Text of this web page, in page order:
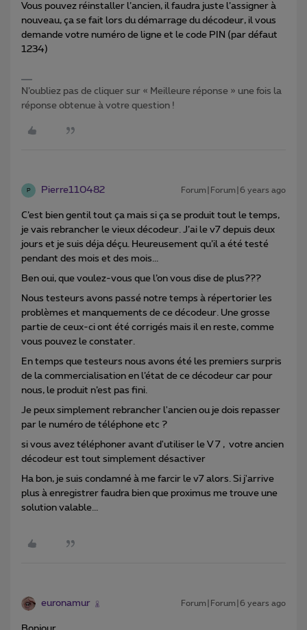
Vous pouvez réinstaller l’ancien, il faudra juste l’assigner à
nouveau, ça se fait lors du démarrage du décodeur, il vous
demande votre numéro de ligne et le code PIN (par défaut
1234)
N’oubliez pas de cliquer sur « Meilleure réponse » une fois la
réponse obtenue à votre question !
P Pierre110482 Forum|Forum|6 years ago
C’est bien gentil tout ça mais si ça se produit tout le temps,
je vais rebrancher le vieux décodeur. J’ai le v7 depuis deux
jours et je suis déja déçu. Heureusement qu’il a été testé
pendant des mois et des mois...
Ben oui, que voulez-vous que l’on vous dise de plus???
Nous testeurs avons passé notre temps à répertorier les
problèmes et manquements de ce décodeur. Une grosse
partie de ceux-ci ont été corrigés mais il en reste, comme
vous pouvez le constater.
En temps que testeurs nous avons été les premiers surpris
de la commercialisation en l’état de ce décodeur car pour
nous, le produit n’est pas fini.
Je peux simplement rebrancher l'ancien ou je dois repasser
par le numéro de téléphone etc ?
si vous avez téléphoner avant d'utiliser le V 7 , votre ancien
décodeur est tout simplement désactiver
Ha bon, je suis condamné à me farcir le v7 alors. Si j'arrive
plus à enregistrer faudra bien que proximus me trouve une
solution valable...
euronamur Forum|Forum|6 years ago